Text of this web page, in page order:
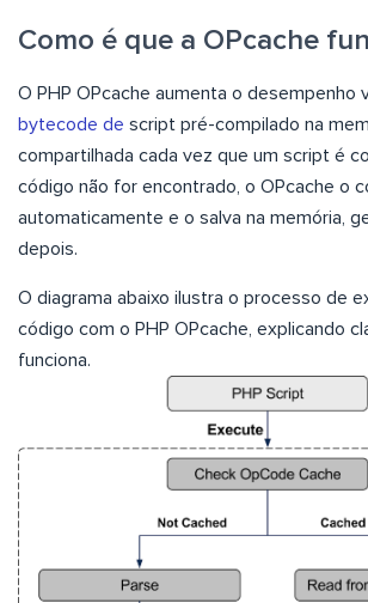
Como é que a OPcache
O PHP OPcache aumenta o desempenho
bytecode de script pré-compilado na
compartilhada cada vez que um script é
código não for encontrado, o OPcache o
automaticamente e o salva na memória,
depois.
O diagrama abaixo ilustra o processo de
código com o PHP OPcache, explicando
funciona.